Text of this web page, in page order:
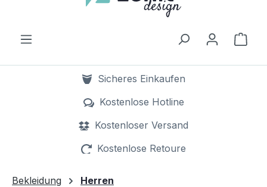
Sicheres Einkaufen
dank SSL Verschlüsselung
Kostenlose Hotline
0800 000 000
Kostenloser Versand
bereits ab 1 Euro
Kostenlose Retoure
Bekleidung
Herren